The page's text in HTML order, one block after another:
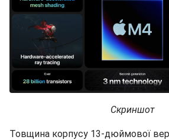
Скриншот
Товщина корпусу 13-дюймової